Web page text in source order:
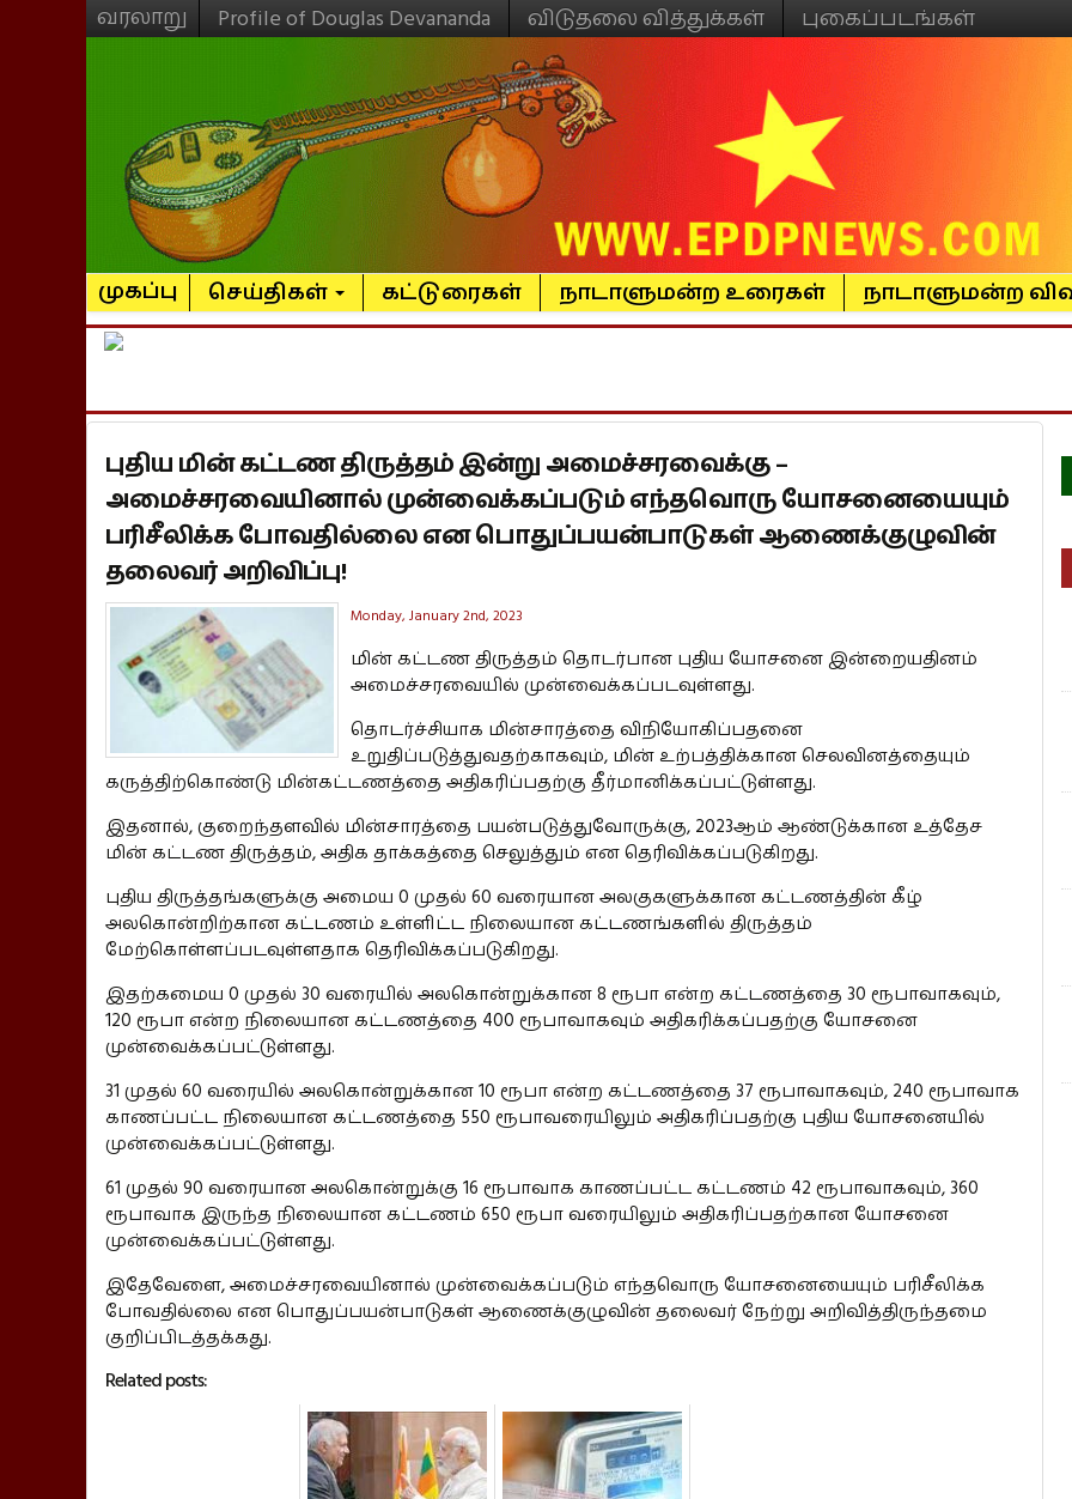
வரலாறு Profile of Douglas Devananda விடுதலை வித்துக்கள் புகைப்படங்கள்
முகப்பு செய்திகள் கட்டுரைகள் நாடாளுமன்ற உரைகள் நாடாளுமன்ற
புதிய மின் கட்டண திருத்தம் இன்று அமைச்சரவைக்கு –
அமைச்சரவையினால் முன்வைக்கப்படும் எந்தவொரு யோசனையையும்
பரிசீலிக்க போவதில்லை என பொதுப்பயன்பாடுகள் ஆணைக்குழுவின்
தலைவர் அறிவிப்பு!
Monday, January 2nd, 2023
மின் கட்டண திருத்தம் தொடர்பான புதிய யோசனை இன்றையதினம்
அமைச்சரவையில் முன்வைக்கப்படவுள்ளது.
தொடர்ச்சியாக மின்சாரத்தை விநியோகிப்பதனை
உறுதிப்படுத்துவதற்காகவும், மின் உற்பத்திக்கான செலவினத்தையும்
கருத்திற்கொண்டு மின்கட்டணத்தை அதிகரிப்பதற்கு தீர்மானிக்கப்பட்டுள்ளது.
இதனால், குறைந்தளவில் மின்சாரத்தை பயன்படுத்துவோருக்கு, 2023ஆம் ஆண்டுக்கான உத்தேச
மின் கட்டண திருத்தம், அதிக தாக்கத்தை செலுத்தும் என தெரிவிக்கப்படுகிறது.
புதிய திருத்தங்களுக்கு அமைய 0 முதல் 60 வரையான அலகுகளுக்கான கட்டணத்தின் கீழ்
அலகொன்றிற்கான கட்டணம் உள்ளிட்ட நிலையான கட்டணங்களில் திருத்தம்
மேற்கொள்ளப்படவுள்ளதாக தெரிவிக்கப்படுகிறது.
இதற்கமைய 0 முதல் 30 வரையில் அலகொன்றுக்கான 8 ரூபா என்ற கட்டணத்தை 30 ரூபாவாகவும்,
120 ரூபா என்ற நிலையான கட்டணத்தை 400 ரூபாவாகவும் அதிகரிக்கப்பதற்கு யோசனை
முன்வைக்கப்பட்டுள்ளது.
31 முதல் 60 வரையில் அலகொன்றுக்கான 10 ரூபா என்ற கட்டணத்தை 37 ரூபாவாகவும், 240 ரூபாவாக
காணப்பட்ட நிலையான கட்டணத்தை 550 ரூபாவரையிலும் அதிகரிப்பதற்கு புதிய யோசனையில்
முன்வைக்கப்பட்டுள்ளது.
61 முதல் 90 வரையான அலகொன்றுக்கு 16 ரூபாவாக காணப்பட்ட கட்டணம் 42 ரூபாவாகவும், 360
ரூபாவாக இருந்த நிலையான கட்டணம் 650 ரூபா வரையிலும் அதிகரிப்பதற்கான யோசனை
முன்வைக்கப்பட்டுள்ளது.
இதேவேளை, அமைச்சரவையினால் முன்வைக்கப்படும் எந்தவொரு யோசனையையும் பரிசீலிக்க
போவதில்லை என பொதுப்பயன்பாடுகள் ஆணைக்குழுவின் தலைவர் நேற்று அறிவித்திருந்தமை
குறிப்பிடத்தக்கது.
Related posts: